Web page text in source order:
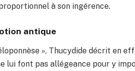
à son ingérence.
antique
», Thucydide décrit en
lui font pas allégeance pour y